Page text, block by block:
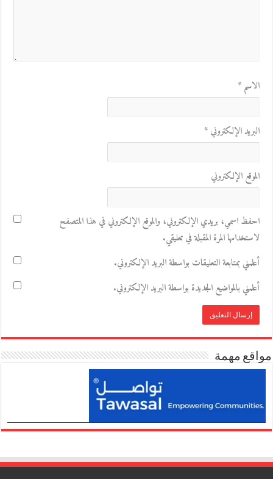
الاسم*
البريد الإلكتروني*
الموقع الإلكتروني
احفظ اسمي، بريدي الإلكتروني، والموقع الإلكتروني في هذا المتصفح
لاستخدامها المرة المقبلة في تعليقي.
أعلمني بمتابعة التعليقات بواسطة البريد الإلكتروني.
أعلمني بالمواضيع الجديدة بواسطة البريد الإلكتروني.
مواقع مهمة